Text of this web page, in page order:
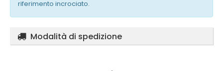
riferimento incrociato.
Modalità di spedizione